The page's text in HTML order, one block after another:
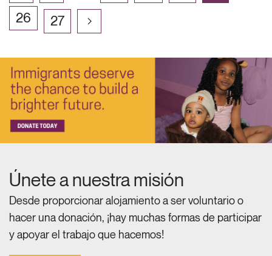
26
27
Únete a nuestra misión
Desde proporcionar alojamiento a ser voluntario o
hacer una donación, ¡hay muchas formas de participar
y apoyar el trabajo que hacemos!